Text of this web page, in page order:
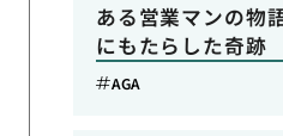
ある営業マンの物
にもたらした奇跡
AGA